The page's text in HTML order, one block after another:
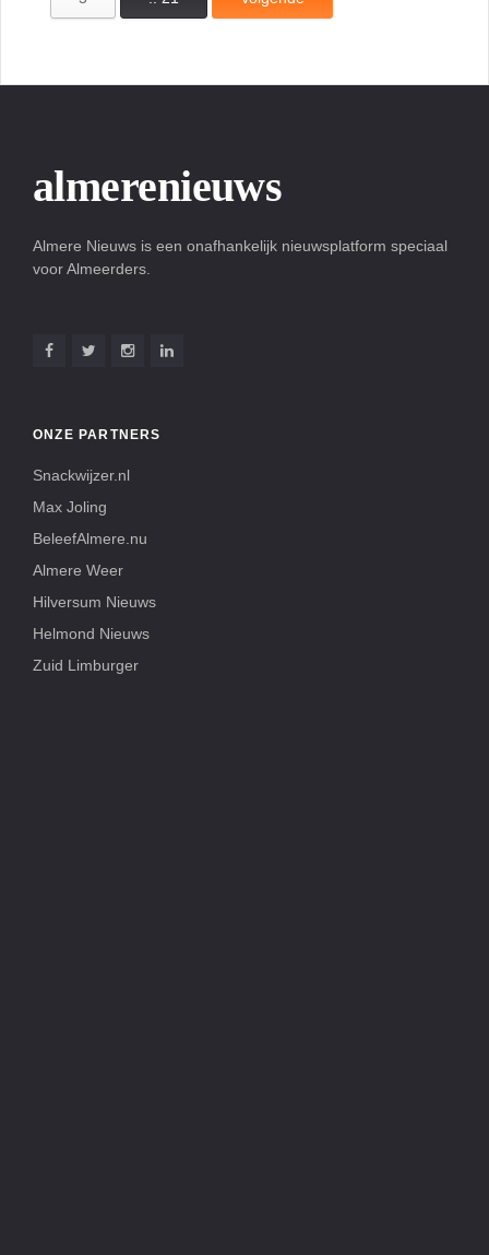
almerenieuws
Almere Nieuws is een onafhankelijk nieuwsplatform speciaal
voor Almeerders.
ONZE PARTNERS
Snackwijzer.nl
Max Joling
BeleefAlmere.nu
Almere Weer
Hilversum Nieuws
Helmond Nieuws
Zuid Limburger